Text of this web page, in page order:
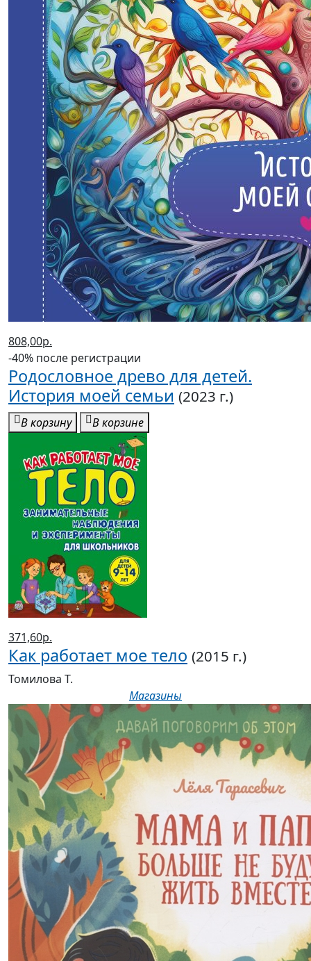
808,00р.
-40% после регистрации
Родословное древо для детей.
История моей семьи (2023 г.)
В корзину В корзине
371,60р.
Как работает мое тело (2015 г.)
Томилова Т.
Магазины